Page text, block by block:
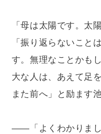
「母は太陽です。太
「振り返らないこと
す。無理なことかも
大な人は、あえて足
また前へ」と励ます
——「よくわかりまし